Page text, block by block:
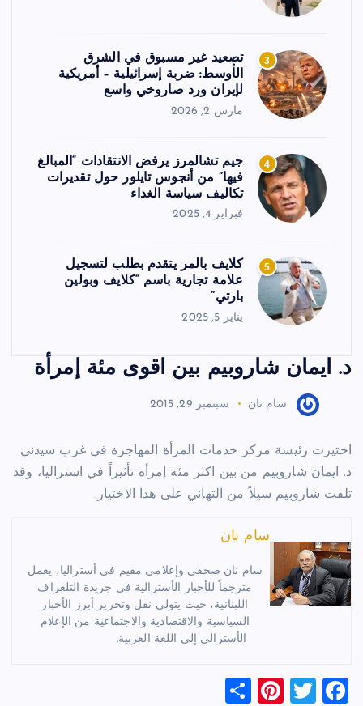
3
تصعيد غير مسبوق في الشرق
الأوسط: ضربة إسرائيلية – أمريكية
لإيران ورد صاروخي واسع
مارس 2, 2026
4
جيم تشالمرز يرفض الانتقادات “المبالغ
فيها” من أنجوس تايلور حول تقديرات
تكاليف سياسة الغداء
فبراير 4, 2025
5
كلايف بالمر يتقدم بطلب لتسجيل
علامة تجارية باسم “كلايف وبولين
بارتي”
يناير 5, 2025
د. ايمان شاروبيم بين اقوى مئة إمرأة
سام نان سبتمبر 29, 2015
اختيرت رئيسة مركز خدمات المرأة المهاجرة في غرب سيدني
د. ايمان شاروبيم من بين اكثر مئة إمرأة تأثيراً في استراليا، وقد
تلقت شاروبيم سيلاً من التهاني على هذا الاختيار.
سام نان
سام نان صحفي وإعلامي مقيم في أستراليا، يعمل
مترجماً للأخبار الأسترالية في جريدة التلغراف
اللبنانية، حيث يتولى نقل وتحرير أبرز الأخبار
السياسية والاقتصادية والاجتماعية من الإعلام
الأسترالي إلى اللغة العربية.
F
T
Pi